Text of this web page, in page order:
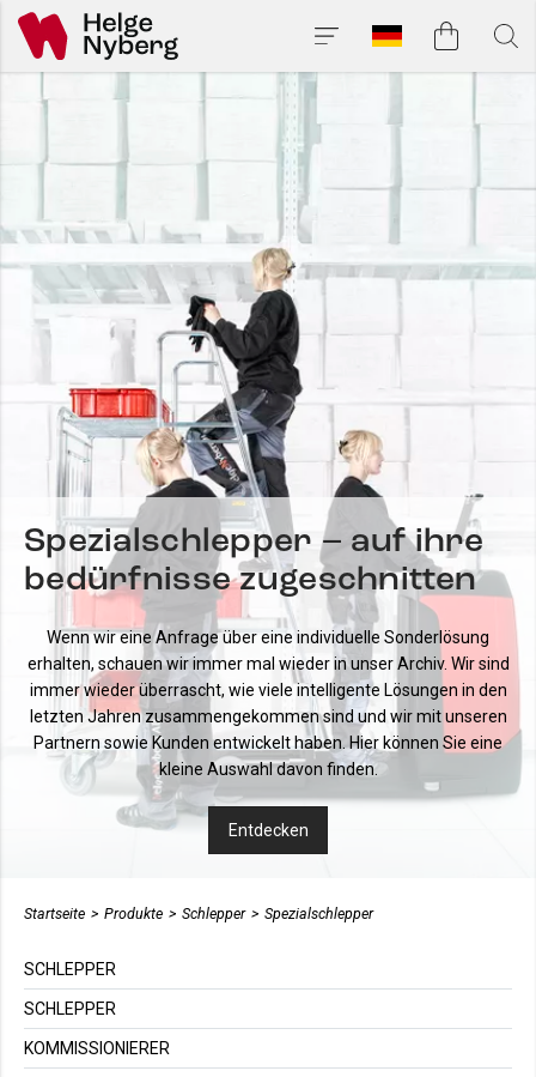
Spezialschlepper – auf ihre
bedürfnisse zugeschnitten
Wenn wir eine Anfrage über eine individuelle Sonderlösung
erhalten, schauen wir immer mal wieder in unser Archiv. Wir sind
immer wieder überrascht, wie viele intelligente Lösungen in den
letzten Jahren zusammengekommen sind und wir mit unseren
Partnern sowie Kunden entwickelt haben. Hier können Sie eine
kleine Auswahl davon finden.
Entdecken
Startseite > Produkte > Schlepper > Spezialschlepper
SCHLEPPER
SCHLEPPER
KOMMISSIONIERER